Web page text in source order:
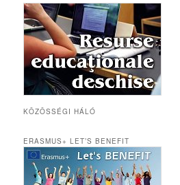
KÖZÖSSÉGI HÁLÓ
ERASMUS+ LET’S BENEFIT